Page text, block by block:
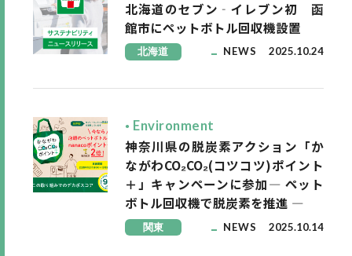
北海道のセブン‐イレブン初 函
館市にペットボトル回収機設置
北海道 NEWS 2025.10.24
Environment
神奈川県の脱炭素アクション「か
ながわCO₂CO₂(コツコツ)ポイント
＋」キャンペーンに参加― ペット
ボトル回収機で脱炭素を推進 ―
関東 NEWS 2025.10.14